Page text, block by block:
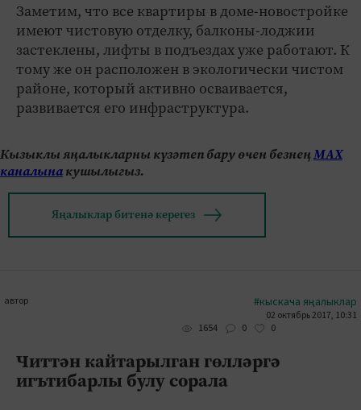
Заметим, что все квартиры в доме-новостройке
имеют чистовую отделку, балконы-­лоджии
застеклены, лифты в подъездах уже работают. К
тому же он расположен в экологически чистом
районе, который активно осваивается,
развивается его инфраструктура.
Кызыклы яңалыкларны күзәтеп бару өчен безнеңМАХ
каналынакушылыгыз.
Яңалыклар битенә керегез
автор #кыскача яңалыклар
02 октябрь 2017, 10:31
1654
0 0
Читтән кайтарылган гөлләргә
игътибарлы булу сорала